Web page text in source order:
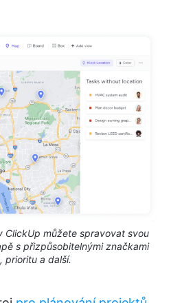
ClickUp můžete spravovat svou
s přizpůsobitelnými značkami
prioritu a další.